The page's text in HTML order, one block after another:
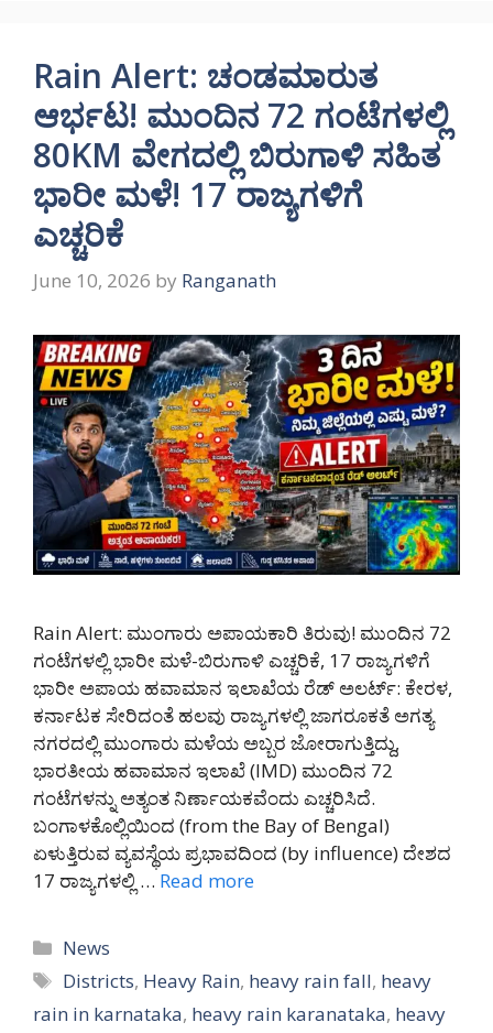
Rain Alert: ಚಂಡಮಾರುತ
ಆರ್ಭಟ! ಮುಂದಿನ 72 ಗಂಟೆಗಳಲ್ಲಿ
80KM ವೇಗದಲ್ಲಿ ಬಿರುಗಾಳಿ ಸಹಿತ
ಭಾರೀ ಮಳೆ! 17 ರಾಜ್ಯಗಳಿಗೆ
ಎಚ್ಚರಿಕೆ
June 10, 2026 by Ranganath
Rain Alert: ಮುಂಗಾರು ಅಪಾಯಕಾರಿ ತಿರುವು! ಮುಂದಿನ 72
ಗಂಟೆಗಳಲ್ಲಿ ಭಾರೀ ಮಳೆ-ಬಿರುಗಾಳಿ ಎಚ್ಚರಿಕೆ, 17 ರಾಜ್ಯಗಳಿಗೆ
ಭಾರೀ ಅಪಾಯ ಹವಾಮಾನ ಇಲಾಖೆಯ ರೆಡ್ ಅಲರ್ಟ್: ಕೇರಳ,
ಕರ್ನಾಟಕ ಸೇರಿದಂತೆ ಹಲವು ರಾಜ್ಯಗಳಲ್ಲಿ ಜಾಗರೂಕತೆ ಅಗತ್ಯ
ನಗರದಲ್ಲಿ ಮುಂಗಾರು ಮಳೆಯ ಅಬ್ಬರ ಜೋರಾಗುತ್ತಿದ್ದು,
ಭಾರತೀಯ ಹವಾಮಾನ ಇಲಾಖೆ (IMD) ಮುಂದಿನ 72
ಗಂಟೆಗಳನ್ನು ಅತ್ಯಂತ ನಿರ್ಣಾಯಕವೆಂದು ಎಚ್ಚರಿಸಿದೆ.
ಬಂಗಾಳಕೊಲ್ಲಿಯಿಂದ (from the Bay of Bengal)
ಏಳುತ್ತಿರುವ ವ್ಯವಸ್ಥೆಯ ಪ್ರಭಾವದಿಂದ (by influence) ದೇಶದ
17 ರಾಜ್ಯಗಳಲ್ಲಿ … Read more
Categories
News
Tags
Districts, Heavy Rain, heavy rain fall, heavy
rain in karnataka, heavy rain karanataka, heavy